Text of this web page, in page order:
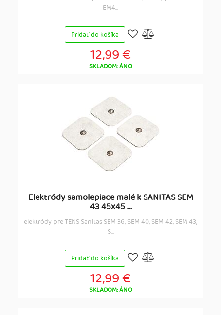
EM4...
Pridať do košíka
12,99 €
SKLADOM: ÁNO
Elektródy samolepiace malé k SANITAS SEM
43 45x45 ...
elektródy pre TENS Sanitas SEM 36, SEM 40, SEM 42, SEM 43,
S...
Pridať do košíka
12,99 €
SKLADOM: ÁNO